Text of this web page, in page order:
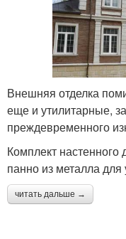
Внешняя отделка
еще и утилитарные,
преждевременного
Комплект
панно из металла
читать дальше →